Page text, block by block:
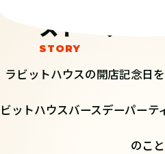
ストーリー
ラビットハウスの開店記念日
ビットハウスバースデーパー
のこと